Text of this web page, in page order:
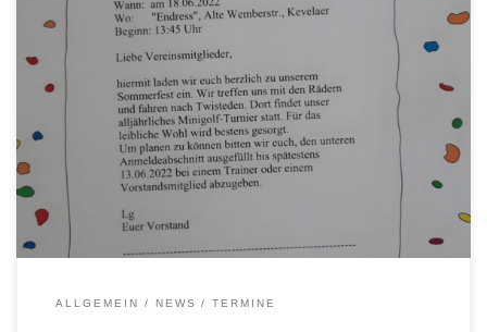
Um das Formular zu bekommen bitte auf den Link unten
klicken. Sommerfestdatei zum Downloaden hier klicken
ALLGEMEIN NEWS TERMINE